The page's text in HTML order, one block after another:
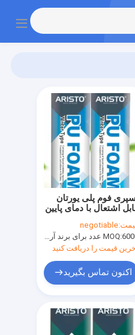
اسپری فوم پلی یورتان
اشتعال با دمای پایین
negotiable
MOQ:آریستو ، 15000 عدد برای برند مشتری
آخرین قیمت را دریافت کنید
اکنون تماس بگیرید